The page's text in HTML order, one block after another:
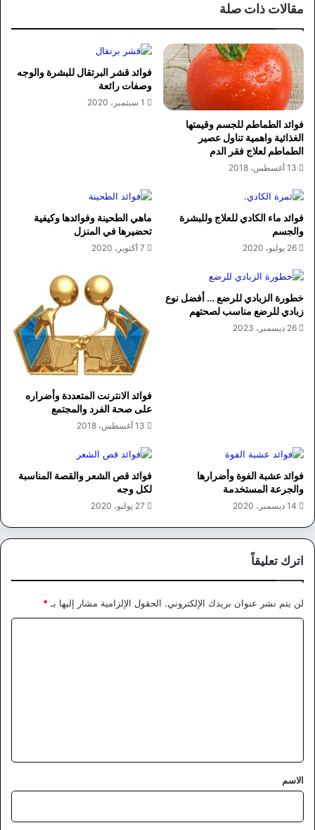
مقالات ذات صلة
فوائد الطماطم للجسم وقيمتها
الغذائية واهمية تناول عصير
الطماطم لعلاج فقر الدم
13 أغسطس، 2018
فوائد قشر البرتقال للبشرة والوجه
وصفات رائعة
1 سبتمبر، 2020
فوائد ماء الكادي للعلاج وللبشرة
والجسم
26 يوليو، 2020
ماهي الطحينة وفوائدها وكيفية
تحضيرها في المنزل
7 أكتوبر، 2020
خطورة الزبادي للرضع … أفضل نوع
زبادي للرضع مناسب لصحتهم
26 ديسمبر، 2023
فوائد الانترنت المتعددة وأضراره
على صحة الفرد والمجتمع
13 أغسطس، 2018
فوائد عشبة الفوة وأضرارها
والجرعة المستخدمة
14 ديسمبر، 2020
فوائد قص الشعر والقصة المناسبة
لكل وجه
27 يوليو، 2020
اترك تعليقاً
لن يتم نشر عنوان بريدك الإلكتروني. الحقول الإلزامية مشار إليها بـ *
*
الاسم